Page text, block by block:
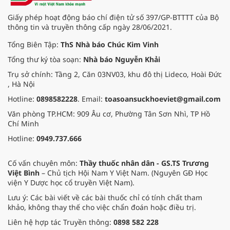
đem đến hơi ấm từ những phương
pháp Nam y thuần Việt, giúp xoa
dịu cơn đau và nâng cao sức khỏe
cho các cựu chiến binh trước sự
thay đổi đột ngột của thời tiết.
Giấy phép hoạt động báo chí điện tử số 397/GP-BTTTT của Bộ
thông tin và truyền thông cấp ngày 28/06/2021.
Tổng Biên Tập: ThS Nhà báo Chúc Kim Vinh
Tổng thư ký tòa soạn: Nhà báo Nguyễn Khải
Trụ sở chính: Tầng 2, Căn 03NV03, khu đô thị Lideco, Hoài Đức
, Hà Nội
Hotline: 0898582228. Email: toasoansuckhoeviet@gmail.com
Văn phòng TP.HCM: 909 Âu cơ, Phường Tân Sơn Nhì, TP Hồ
Chí Minh
Hotline: 0949.737.666
Cố vấn chuyên môn: Thầy thuốc nhân dân - GS.TS Trương
Việt Bình – Chủ tịch Hội Nam Y Việt Nam. (Nguyên GĐ Học
viện Y Dược học cổ truyền Việt Nam).
Lưu ý: Các bài viết về các bài thuốc chỉ có tính chất tham
khảo, không thay thế cho việc chẩn đoán hoặc điều trị.
Liên hệ hợp tác Truyền thông: 0898 582 228